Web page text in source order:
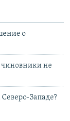
о
чиновники не
Западе?